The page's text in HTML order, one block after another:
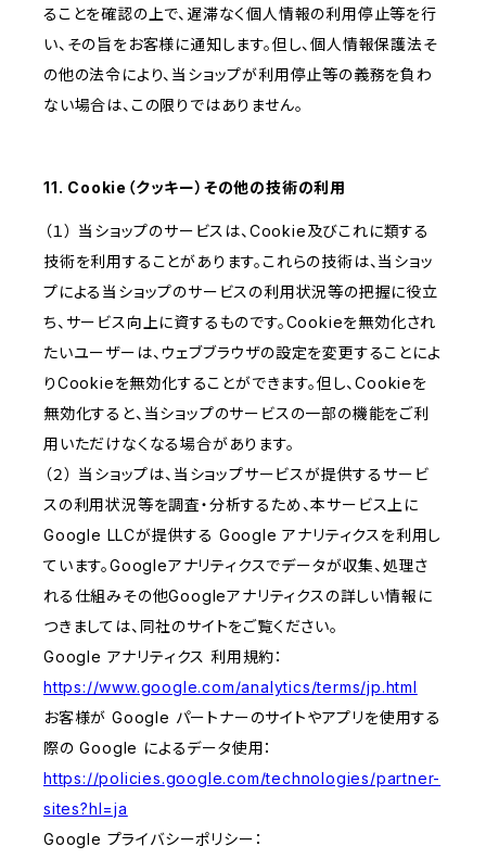
ることを確認の上で、遅滞なく個人情報の利用停止等を行
い、その旨をお客様に通知します。但し、個人情報保護法そ
の他の法令により、当ショップが利用停止等の義務を負わ
ない場合は、この限りではありません。
11. Cookie（クッキー）その他の技術の利用
（１） 当ショップのサービスは、Cookie及びこれに類する
技術を利用することがあります。これらの技術は、当ショッ
プによる当ショップのサービスの利用状況等の把握に役立
ち、サービス向上に資するものです。Cookieを無効化され
たいユーザーは、ウェブブラウザの設定を変更することによ
りCookieを無効化することができます。但し、Cookieを
無効化すると、当ショップのサービスの一部の機能をご利
用いただけなくなる場合があります。
（２） 当ショップは、当ショップサービスが提供するサービ
スの利用状況等を調査・分析するため、本サービス上に
Google LLCが提供する Google アナリティクスを利用し
ています。Googleアナリティクスでデータが収集、処理さ
れる仕組みその他Googleアナリティクスの詳しい情報に
つきましては、同社のサイトをご覧ください。
Google アナリティクス 利用規約：
https://www.google.com/analytics/terms/jp.html
お客様が Google パートナーのサイトやアプリを使用する
際の Google によるデータ使用：
https://policies.google.com/technologies/partner-
sites?hl=ja
Google プライバシーポリシー：